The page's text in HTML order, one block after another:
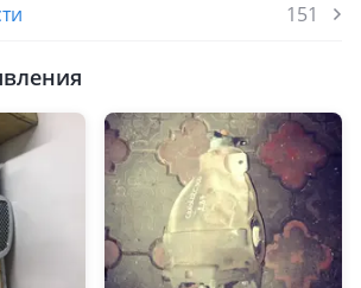
151